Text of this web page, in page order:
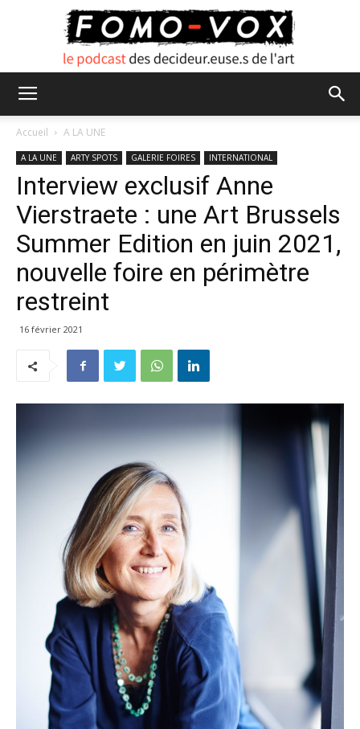
VOX
Accueil A LA UNE
A LA UNE ARTY SPOTS GALERIE FOIRES INTERNATIONAL
Interview exclusif Anne
Vierstraete : une Art Brussels
Summer Edition en juin 2021,
nouvelle foire en périmètre
restreint
16 février 2021